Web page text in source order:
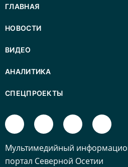
ГЛАВНАЯ
НОВОСТИ
ВИДЕО
АНАЛИТИКА
СПЕЦПРОЕКТЫ
Mультимедийный
портал Северной Осетии